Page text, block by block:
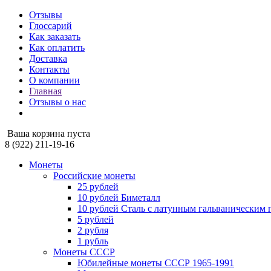
Отзывы
Глоссарий
Как заказать
Как оплатить
Доставка
Контакты
О компании
Главная
Отзывы о нас
Ваша корзина пуста
8 (922) 211-19-16
Монеты
Российские монеты
25 рублей
10 рублей Биметалл
10 рублей Сталь с латунным гальваническим
5 рублей
2 рубля
1 рубль
Монеты СССР
Юбилейные монеты СССР 1965-1991